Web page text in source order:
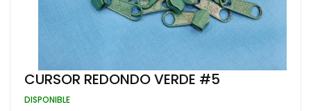
Saltar
al
comienzo
CURSOR REDONDO VERDE #5
DISPONIBLE